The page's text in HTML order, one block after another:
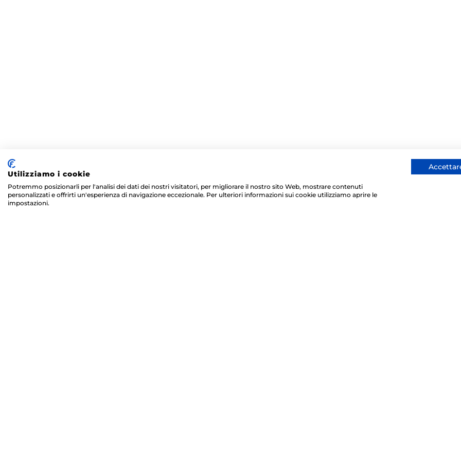
Utilizziamo i cookie
Potremmo posizionarli per l'analisi dei dati dei nostri visitatori, per migliorare il nostro sito Web, mostrare contenuti
personalizzati e offrirti un'esperienza di navigazione eccezionale. Per ulteriori informazioni sui cookie utilizziamo aprire le
impostazioni.